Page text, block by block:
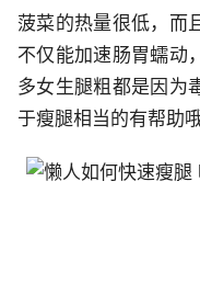
菠菜的热量很低，而
不仅能加速肠胃蠕动
多女生腿粗都是因为
于瘦腿相当的有帮助哦